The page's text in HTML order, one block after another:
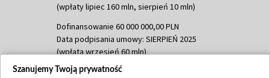
(wpłaty lipiec 160 mln, sierpień 10 mln)
Dofinansowanie 60 000 000,00 PLN
Data podpisania umowy: SIERPIEŃ 2025
(wpłata wrzesień 60 mln)
Dofinansowanie 635 783 051,21 PLN
Szanujemy Twoją prywatność